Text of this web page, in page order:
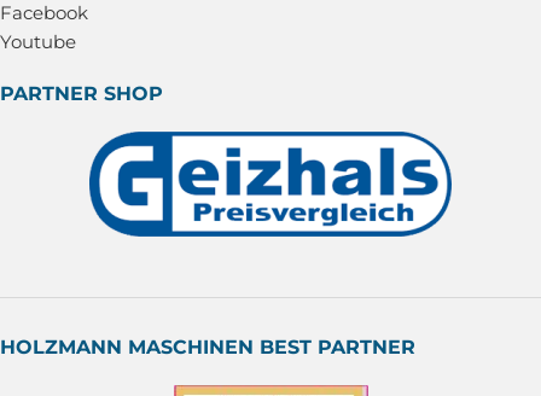
Facebook
Youtube
PARTNER SHOP
HOLZMANN MASCHINEN BEST PARTNER